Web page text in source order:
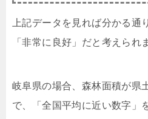
上記データを見れば分かる通
「非常に良好」だと考えられ
岐阜県の場合、森林面積が県
で、「全国平均に近い数字」